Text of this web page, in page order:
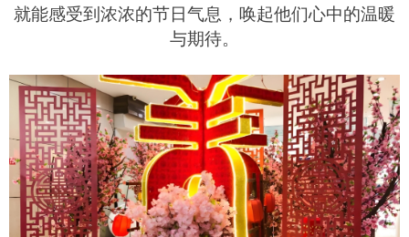
就能感受到浓浓的节日气息，唤起他们心中的温暖
与期待。